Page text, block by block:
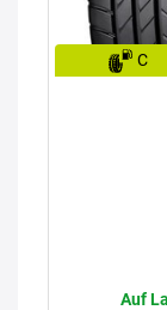
C
Auf